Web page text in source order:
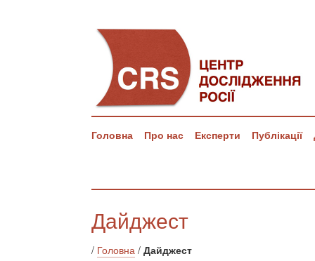
Головна Про нас Експерти Публікації
Дайджест
/ Головна / Дайджест